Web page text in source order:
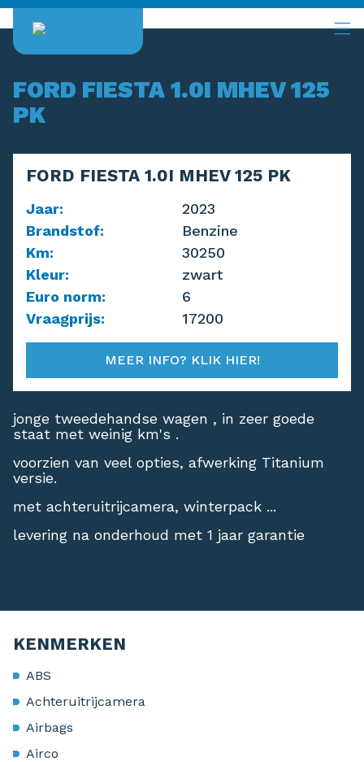
Overslaan
en
naar
inhoud
gaan
2DE HANDS & STOCK
CONTACT
FORD FIESTA 1.0I MHEV 125
PK
FORD FIESTA 1.0I MHEV 125 PK
Jaar:
2023
Brandstof:
Benzine
Km:
30250
Kleur:
zwart
Euro norm:
6
Vraagprijs:
17200
MEER INFO? KLIK HIER!
jonge tweedehandse wagen , in zeer goede
staat met weinig km's .
voorzien van veel opties, afwerking Titanium
versie.
met achteruitrijcamera, winterpack ...
levering na onderhoud met 1 jaar garantie
KENMERKEN
ABS
Achteruitrijcamera
Airbags
Airco